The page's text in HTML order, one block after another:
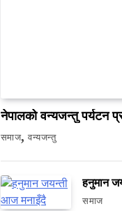
नेपालको वन्यजन्तु पर्यटन
समाज वन्यजन्तु
हनुमान
समाज
May